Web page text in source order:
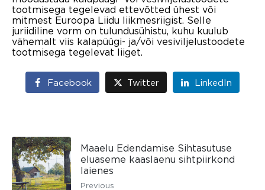
tootmisega tegelevad ettevõtted ühest või
mitmest Euroopa Liidu liikmesriigist. Selle
juriidiline vorm on tulundusühistu, kuhu kuulub
vähemalt viis kalapüügi- ja/või vesiviljelustoodete
tootmisega tegelevat liiget.
Facebook Twitter LinkedIn
Maaelu Edendamise Sihtasutuse
eluaseme kaaslaenu sihtpiirkond
laienes
Previous